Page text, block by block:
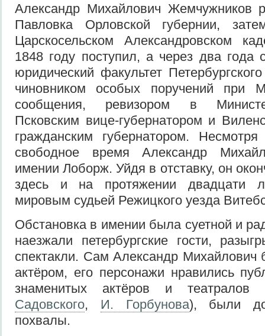
Александр Михайлович Жемчужников
Павловка Орловской губернии,
Царскосельском Александровском
1848 году поступил, а через два года
юридический факультет
чиновником особых поручений при
сообщения, ревизором в
Псковским вице-губернатором и
гражданским губернатором.
свободное время Александр
имении Лоборж. Уйдя в отставку, он
здесь и на протяжении двадцати
мировым судьей Режицкого уезда
Обстановка в имении была суетной и
наезжали петербургские гости,
спектакли. Сам Александр Михайлович
актёром, его персонажи нравились
знаменитых актёров и театралов
Садовского, И. Горбунова), были
похвалы.